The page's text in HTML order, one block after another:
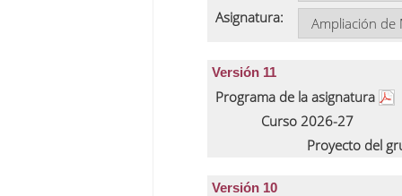
Asignatura:
Versión 11
Programa de la asignatura
Curso 2026-27
Proyecto del
Versión 10